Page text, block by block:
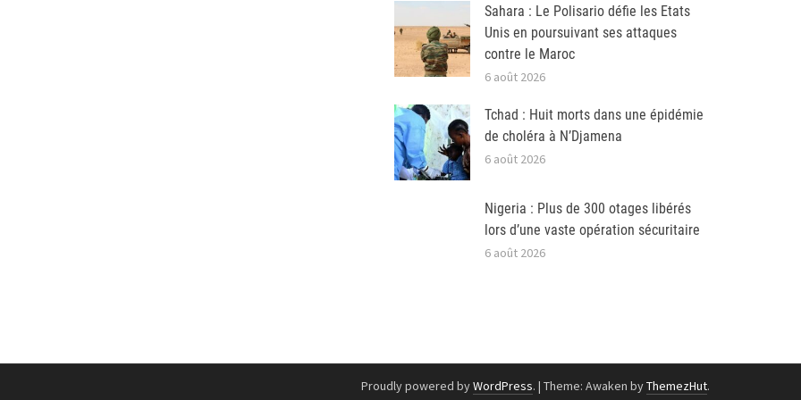
Sahara : Le Polisario défie les Etats
Unis en poursuivant ses attaques
contre le Maroc
6 août 2026
Tchad : Huit morts dans une épidémie
de choléra à N’Djamena
6 août 2026
Nigeria : Plus de 300 otages libérés
lors d’une vaste opération sécuritaire
6 août 2026
Proudly powered byWordPress. | Theme: Awaken byThemezHut.